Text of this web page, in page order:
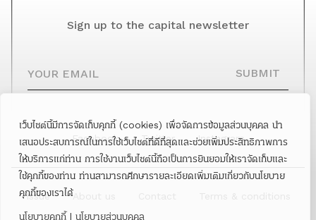
เว็บไซต์นี้มีการจัดเก็บคุกกี้ (cookies) เพื่อจัดการข้อมูลส่วนบุคคล นำ
เสนอประสบการณ์ในการใช้เว็บไซต์ที่ดีที่สุดและช่วยเพิ่มประสิทธิภาพการ
ให้บริการแก่ท่าน การใช้งานเว็บไซต์นี้ถือเป็นการยินยอมให้เราจัดเก็บและ
ใช้คุกกี้ของท่าน ท่านสามารถศึกษารายละเอียดเพิ่มเติมเกี่ยวกับนโยบาย
คุกกี้ของเราได้
นโยบายคุกกี้ | นโยบายส่วนบุคคล
Sign up to the capital newsletter
SUBMIT
Facebook Twitter Instagram
Issue About us